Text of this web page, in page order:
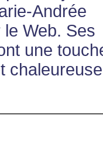
Andrée
Web. Ses
une